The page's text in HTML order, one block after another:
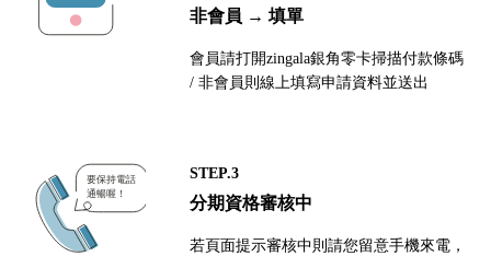
非會員 → 填單
會員請打開zingala銀角零卡掃描付款條碼
/ 非會員則線上填寫申請資料並送出
STEP.3
分期資格審核中
若頁面提示審核中則請您留意手機來電，